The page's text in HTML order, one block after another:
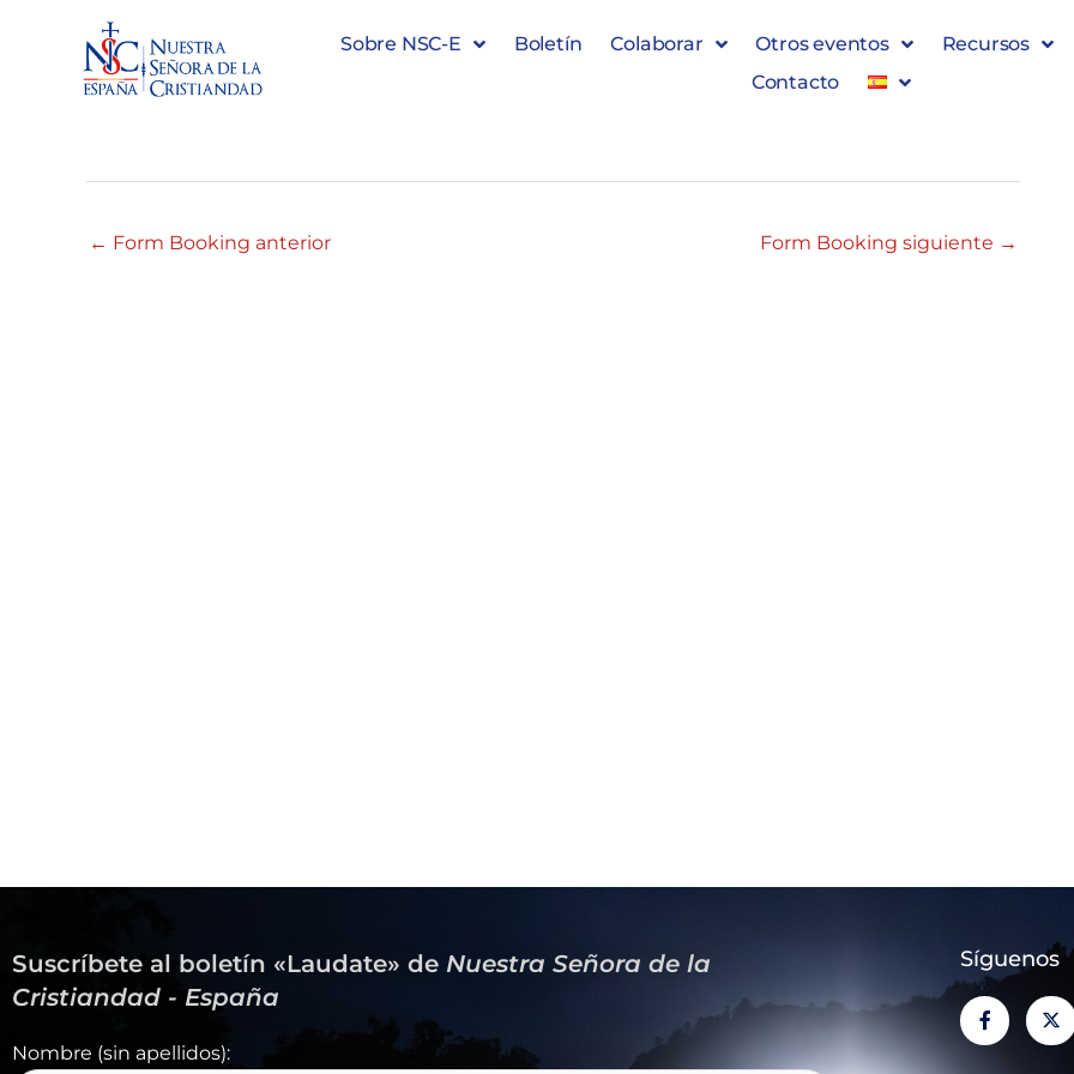
Sobre NSC-E Boletín Colaborar Otros eventos Recursos
Contacto
#35509 16:00 – 17:00
← Form Booking anterior Form Booking siguiente →
Suscríbete al boletín «Laudate» de Nuestra Señora de la
Cristiandad - España
Nombre (sin apellidos):
Síguenos
F
a
c
X
-
t